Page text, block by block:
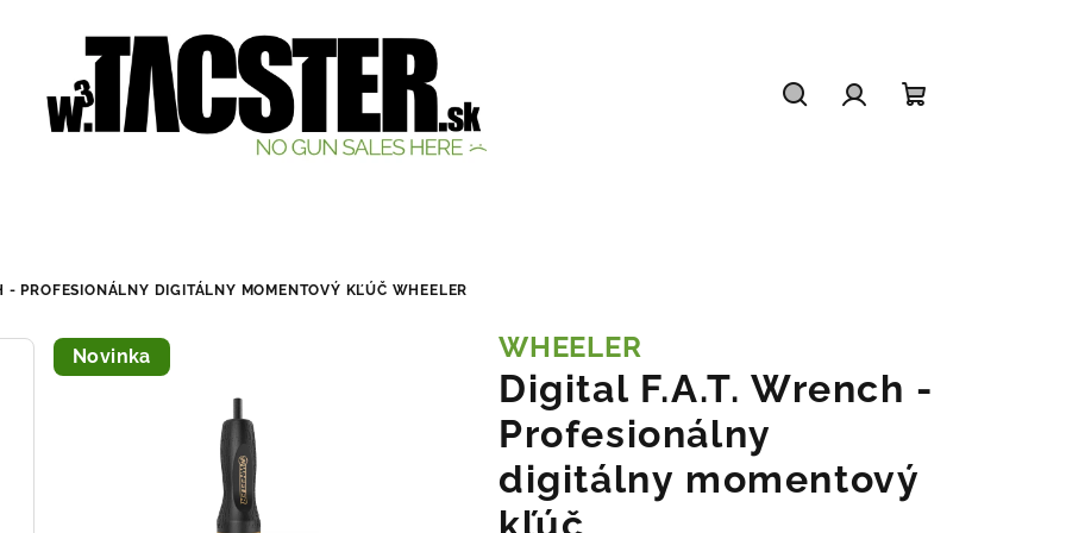
- PROFESIONÁLNY DIGITÁLNY MOMENTOVÝ KĽÚČ WHEELER
WHEELER
Digital F.A.T. Wrench -
Profesionálny
digitálny momentový
Novinka